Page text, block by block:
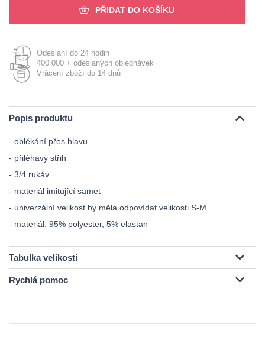
PŘIDAT DO KOŠÍKU
Odeslání do 24 hodin
400 000 + odeslaných objednávek
Vrácení zboží do 14 dnů
Popis produktu
- oblékání přes hlavu
- přiléhavý střih
- 3/4 rukáv
- materiál imitující samet
- univerzální velikost by měla odpovídat velikosti S-M
- materiál: 95% polyester, 5% elastan
Tabulka velikosti
Rychlá pomoc